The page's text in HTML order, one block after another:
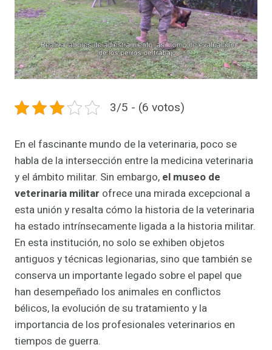
3/5 - (6 votos)
En el fascinante mundo de la veterinaria, poco se
habla de la intersección entre la medicina veterinaria
y el ámbito militar. Sin embargo, el museo de
veterinaria militar ofrece una mirada excepcional a
esta unión y resalta cómo la historia de la veterinaria
ha estado intrínsecamente ligada a la historia militar.
En esta institución, no solo se exhiben objetos
antiguos y técnicas legionarias, sino que también se
conserva un importante legado sobre el papel que
han desempeñado los animales en conflictos
bélicos, la evolución de su tratamiento y la
importancia de los profesionales veterinarios en
tiempos de guerra.